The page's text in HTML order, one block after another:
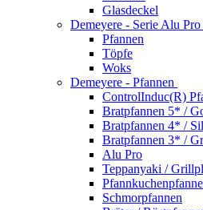
Glasdeckel
Demeyere - Serie Alu Pro
Pfannen
Töpfe
Woks
Demeyere - Pfannen
ControlInduc(R)
Bratpfannen 5* /
Bratpfannen 4* /
Bratpfannen 3* /
Alu Pro
Teppanyaki /
Schmorpfannen